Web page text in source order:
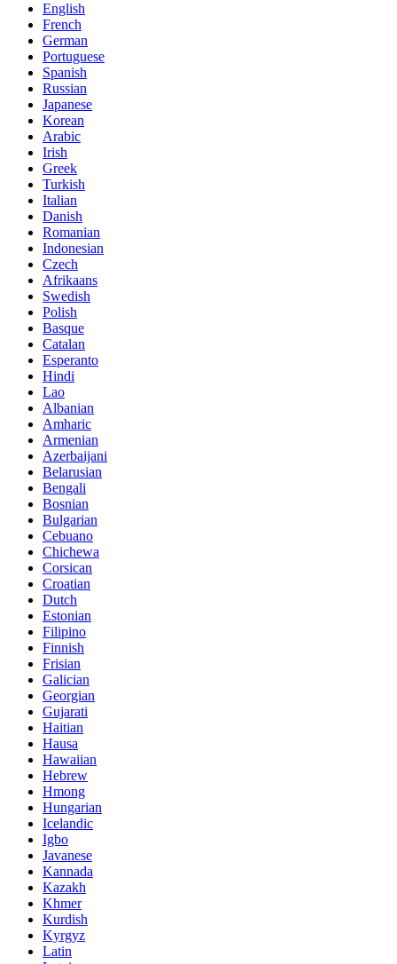
English
French
German
Portuguese
Spanish
Russian
Japanese
Korean
Arabic
Irish
Greek
Turkish
Italian
Danish
Romanian
Indonesian
Czech
Afrikaans
Swedish
Polish
Basque
Catalan
Esperanto
Hindi
Lao
Albanian
Amharic
Armenian
Azerbaijani
Belarusian
Bengali
Bosnian
Bulgarian
Cebuano
Chichewa
Corsican
Croatian
Dutch
Estonian
Filipino
Finnish
Frisian
Galician
Georgian
Gujarati
Haitian
Hausa
Hawaiian
Hebrew
Hmong
Hungarian
Icelandic
Igbo
Javanese
Kannada
Kazakh
Khmer
Kurdish
Kyrgyz
Latin